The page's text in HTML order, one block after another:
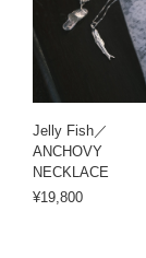
Jelly Fish／
ANCHOVY
NECKLACE
¥19,800